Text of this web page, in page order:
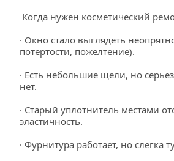
Когда нужен косметический
· Окно стало выглядеть
потертости, пожелтение).
· Есть небольшие щели, но
нет.
· Старый уплотнитель местами
эластичность.
· Фурнитура работает, но слегка